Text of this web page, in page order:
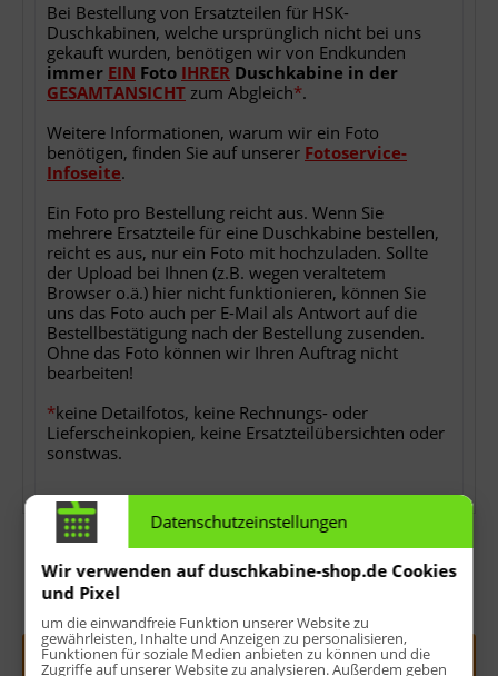
Bei Bestellung von Ersatzteilen für HSK-
Duschkabinen, welche ursprünglich nicht bei uns
gekauft wurden, benötigen wir von Endkunden
immer EIN Foto IHRER Duschkabine in der
GESAMTANSICHT zum Abgleich*.
Weitere Informationen, warum wir ein Foto
benötigen, finden Sie auf unserer Fotoservice-
Infoseite.
Ein Foto pro Bestellung reicht aus. Wenn Sie
mehrere Ersatzteile für eine Duschkabine bestellen,
reicht es aus, nur ein Foto mit hochzuladen. Sollte
der Upload bei Ihnen (z.B. wegen veraltetem
Browser o.ä.) hier nicht funktionieren, können Sie
uns das Foto auch per E-Mail als Antwort auf die
Bestellbestätigung nach der Bestellung zusenden.
Ohne das Foto können wir Ihren Auftrag nicht
bearbeiten!
*keine Detailfotos, keine Rechnungs- oder
Lieferscheinkopien, keine Ersatzteilübersichten oder
sonstwas.
In denWarenkorb
Datenschutzeinstellungen
Wir verwenden auf duschkabine-shop.de Cookies
und Pixel
um die einwandfreie Funktion unserer Website zu
gewährleisten, Inhalte und Anzeigen zu personalisieren,
Funktionen für soziale Medien anbieten zu können und die
Zugriffe auf unserer Website zu analysieren. Außerdem geben